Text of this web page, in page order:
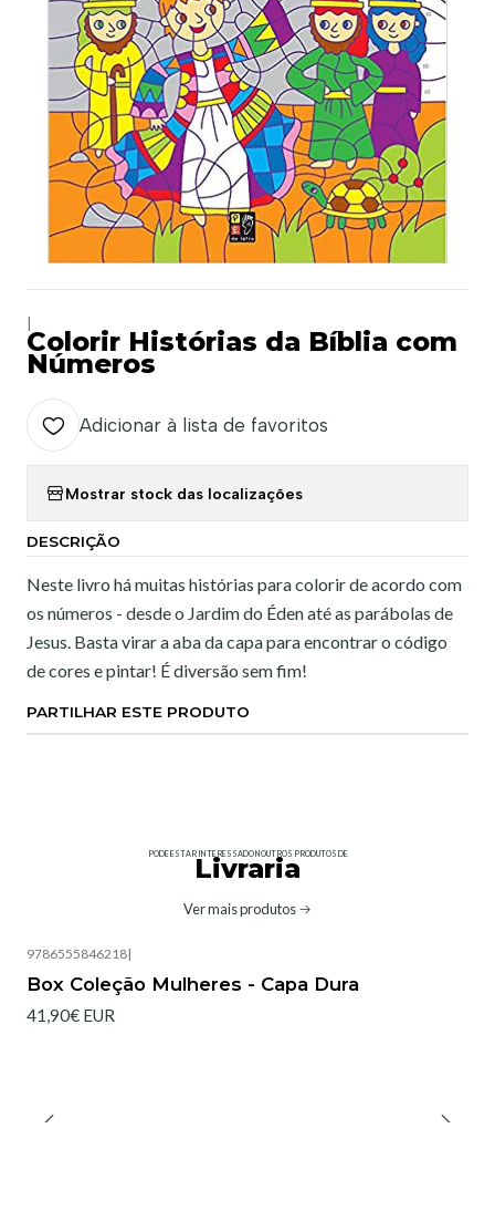
Colorir Histórias da Bíblia com
Números
Adicionar à lista de favoritos
Mostrar stock das localizações
DESCRIÇÃO
Neste livro há muitas histórias para colorir de acordo com
os números - desde o Jardim do Éden até as parábolas de
Jesus. Basta virar a aba da capa para encontrar o código
de cores e pintar! É diversão sem fim!
PARTILHAR ESTE PRODUTO
PODE ESTAR INTERESSADO NOUTROS PRODUTOS DE
Livraria
Ver mais produtos
9786555846218|
Box Coleção Mulheres - Capa Dura
41,90€ EUR